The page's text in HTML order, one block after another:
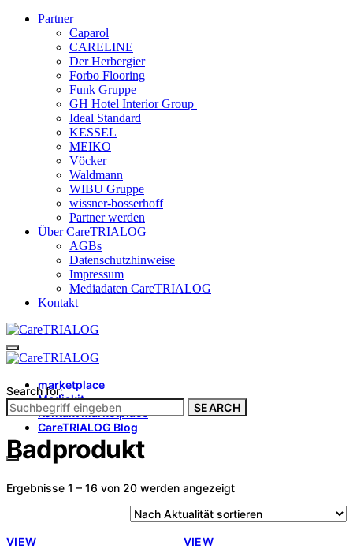
Partner
Caparol
CARELINE
Der Herbergier
Forbo Flooring
Funk Gruppe
GH Hotel Interior Group
Ideal Standard
KESSEL
MEIKO
Vöcker
Waldmann
WIBU Gruppe
wissner-bosserhoff
Partner werden
Über CareTRIALOG
AGBs
Datenschutzhinweise
Impressum
Mediadaten CareTRIALOG
Kontakt
marketplace
Mediakit
Kontakt marketplace
CareTRIALOG Blog
Search for:
SEARCH
Badprodukt
Ergebnisse 1 – 16 von 20 werden angezeigtNach
sortiert
VIEW VIEW